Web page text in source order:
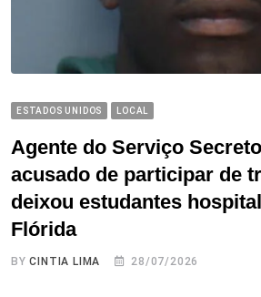
ESTADOS UNIDOS LOCAL
Agente do Serviço
acusado de participar de
deixou estudantes
Flórida
BYCINTIA LIMA 28/07/2026